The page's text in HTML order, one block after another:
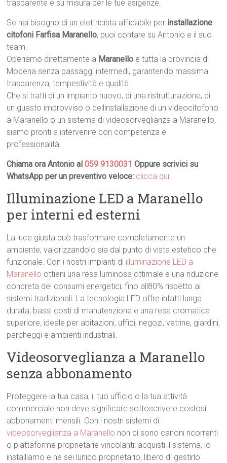
trasparente e su misura per le tue esigenze.
Se hai bisogno di un elettricista affidabile per installazione
citofoni Farfisa Maranello, puoi contare su Antonio e il suo
team.
Operiamo direttamente a Maranello e tutta la provincia di
Modena senza passaggi intermedi, garantendo massima
trasparenza, tempestività e qualità.
Che si tratti di un impianto nuovo, di una ristrutturazione, di
un guasto improvviso o dellinstallazione di un videocitofono
a Maranello o un sistema di videosorveglianza a Maranello,
siamo pronti a intervenire con competenza e
professionalità.
Chiama ora Antonio al059 9130031 Oppure scrivici su
WhatsApp per un preventivo veloce: clicca qui
Illuminazione LED a Maranello
per interni ed esterni
La luce giusta può trasformare completamente un
ambiente, valorizzandolo sia dal punto di vista estetico che
funzionale. Con i nostri impianti di illuminazione LED a
Maranello ottieni una resa luminosa ottimale e una riduzione
concreta dei consumi energetici, fino all80% rispetto ai
sistemi tradizionali. La tecnologia LED offre infatti lunga
durata, bassi costi di manutenzione e una resa cromatica
superiore, ideale per abitazioni, uffici, negozi, vetrine, giardini,
parcheggi e ambienti industriali.
Videosorveglianza a Maranello
senza abbonamento
Proteggere la tua casa, il tuo ufficio o la tua attività
commerciale non deve significare sottoscrivere costosi
abbonamenti mensili. Con i nostri sistemi di
videosorveglianza a Maranello non ci sono canoni ricorrenti
o piattaforme proprietarie vincolanti: acquisti il sistema, lo
installiamo e ne sei lunico proprietario, libero di gestirlo